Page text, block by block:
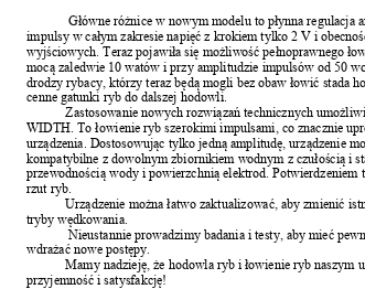
Główne różnice w nowym modelu to płynna regulacja
impulsy w całym zakresie napięć z krokiem tylko 2 V i
wyjściowych. Teraz pojawiła się możliwość pełnoprawnego
mocą zaledwie 10 watów i przy amplitudzie impulsów od 50
drodzy rybacy, którzy teraz będą mogli bez obaw łowić stada
cenne gatunki ryb do dalszej hodowli.
Zastosowanie nowych rozwiązań technicznych
WIDTH. To łowienie ryb szerokimi impulsami, co znacznie
urządzenia. Dostosowując tylko jedną amplitudę, urządzenie
kompatybilne z dowolnym zbiornikiem wodnym z czułością i
przewodnością wody i powierzchnią elektrod. Potwierdzeniem
rzut ryb.
Urządzenie można łatwo zaktualizować, aby zmienić
tryby wędkowania.
Nieustannie prowadzimy badania i testy, aby mieć
wdrażać nowe postępy.
Mamy nadzieję, że hodowla ryb i łowienie ryb naszym
przyjemność i satysfakcję!